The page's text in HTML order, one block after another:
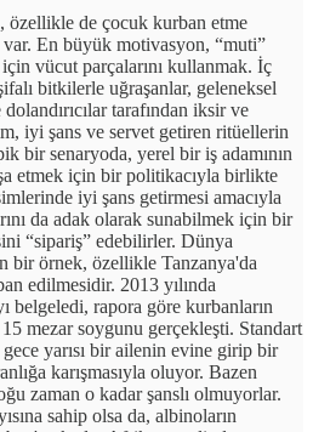
özellikle de çocuk kurban etme
En büyük motivasyon, “muti”
vücut parçalarını kullanmak. İç
bitkilerle uğraşanlar, geleneksel
tarafından iksir ve
iyi şans ve servet getiren ritüellerin
bir senaryoda, yerel bir iş adamının
etmek için bir politikacıyla birlikte
iyi şans getirmesi amacıyla
da adak olarak sunabilmek için bir
“sipariş” edebilirler. Dünya
bir örnek, özellikle Tanzanya'da
edilmesidir. 2013 yılında
belgeledi, rapora göre kurbanların
15 mezar soygunu gerçekleşti. Standart
gece yarısı bir ailenin evine girip bir
karışmasıyla oluyor. Bazen
zaman o kadar şanslı olmuyorlar.
sahip olsa da, albinoların